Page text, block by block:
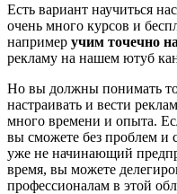
Есть вариант научиться
очень много курсов и
например учим точечно
рекламу на нашем ютуб
Но вы должны понимать
настраивать и вести
много времени и опыта.
вы сможете без проблем и
уже не начинающий
время, вы можете
профессионалам в этой